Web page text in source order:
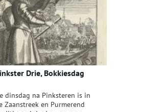
Drie, Bokkiesdag
dinsdag na Pinksteren is in
Zaanstreek en Purmerend